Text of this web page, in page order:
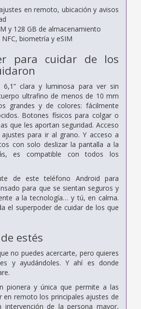
en remoto, ubicación y avisos
y 128 GB de almacenamiento
biometría y eSIM
para cuidar de los
6,1” clara y luminosa para ver sin
ultrafino de menos de 10 mm
grandes y de colores: fácilmente
Botones físicos para colgar o
que les aportan seguridad. Acceso
para ir al grano. Y acceso a
con solo deslizar la pantalla a la
es compatible con todos los
de este teléfono Android para
para que se sientan seguros y
a la tecnología… y tú, en calma.
el superpoder de cuidar de los que
estés
no puedes acercarte, pero quieres
y ayudándoles. Y ahí es donde
pionera y única que permite a las
en remoto los principales ajustes de
intervención de la persona mayor,